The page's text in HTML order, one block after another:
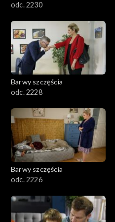
odc. 2230
Barwy szczęścia
odc. 2228
Barwy szczęścia
odc. 2226